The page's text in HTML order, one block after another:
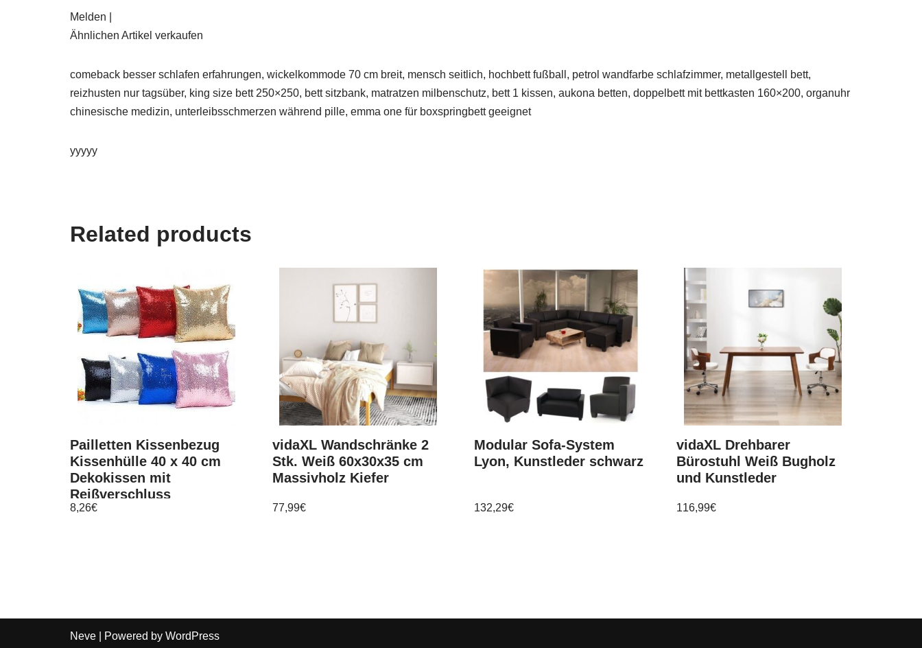
Melden |
Ähnlichen Artikel verkaufen
comeback besser schlafen erfahrungen, wickelkommode 70 cm breit, mensch seitlich, hochbett fußball, petrol wandfarbe schlafzimmer, metallgestell bett,
reizhusten nur tagsüber, king size bett 250×250, bett sitzbank, matratzen milbenschutz, bett 1 kissen, aukona betten, doppelbett mit bettkasten 160×200, organuhr
chinesische medizin, unterleibsschmerzen während pille, emma one für boxspringbett geeignet
yyyyy
Related products
Pailletten Kissenbezug
Kissenhülle 40 x 40 cm
Dekokissen mit
Reißverschluss
8,26€
vidaXL Wandschränke 2
Stk. Weiß 60x30x35 cm
Massivholz Kiefer
77,99€
Modular Sofa-System
Lyon, Kunstleder schwarz
132,29€
vidaXL Drehbarer
Bürostuhl Weiß Bugholz
und Kunstleder
116,99€
Neve | Powered by WordPress